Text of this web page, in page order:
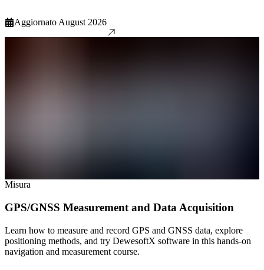
Aggiornato August 2026
Misura
GPS/GNSS Measurement and Data Acquisition
Learn how to measure and record GPS and GNSS data, explore
positioning methods, and try DewesoftX software in this hands-on
navigation and measurement course.